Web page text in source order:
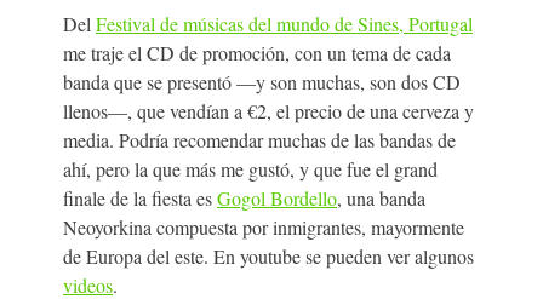
Del Festival de músicas del mundo de Sines, Portugal
me traje el CD de promoción, con un tema de cada
banda que se presentó —y son muchas, son dos CD
llenos—, que vendían a €2, el precio de una cerveza y
media. Podría recomendar muchas de las bandas de
ahí, pero la que más me gustó, y que fue el grand
finale de la fiesta esGogol Bordello, una banda
Neoyorkina compuesta por inmigrantes, mayormente
de Europa del este. En youtube se pueden ver algunos
videos.